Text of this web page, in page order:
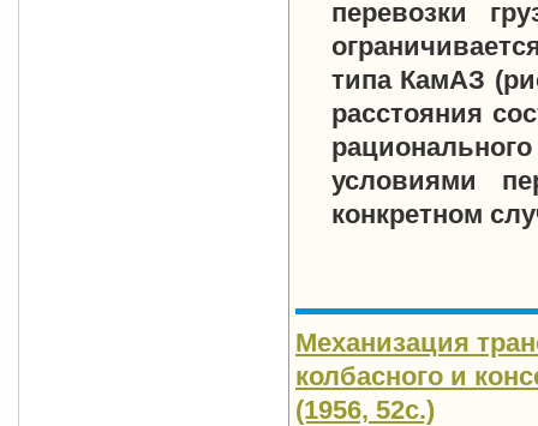
перевозки
типа КамАЗ
расстояния
условиями
конкретном
Механизация
колбасного и
(1956, 52с.)